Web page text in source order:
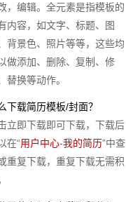
，编辑。全元素是指模板的
内容，如文字、标题、图
背景色、照片等等，这些均
做添加、删除、复制、修
替换等动作。
下载简历模板/封面？
立即下载即可下载，下载后
在“用户中心-我的简历”中查
重复下载，重复下载无需积